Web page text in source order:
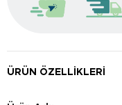
ÜRÜN ÖZELLIKLERI